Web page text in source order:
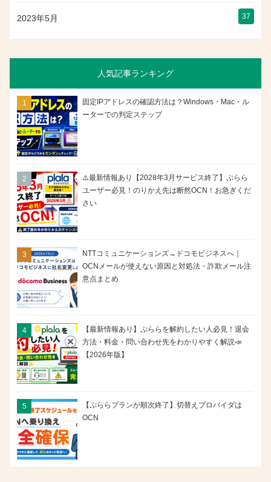
2023年5月 37
人気記事ランキング
固定IPアドレスの確認方法は？Windows・Mac・ル
ーターでの判定ステップ
⚠️最新情報あり【2028年3月サービス終了】ぷらら
ユーザー必見！のりかえ先は断然OCN！お急ぎくだ
さい
NTTコミュニケーションズ→ドコモビジネスへ｜
OCNメールが使えない原因と対処法・詐欺メール注
意点まとめ
【最新情報あり】ぷららを解約したい人必見！退会
方法・料金・問い合わせ先をわかりやすく解説📣
【2026年版】
【ぷららプランが順次終了】切替えプロバイダは
OCN